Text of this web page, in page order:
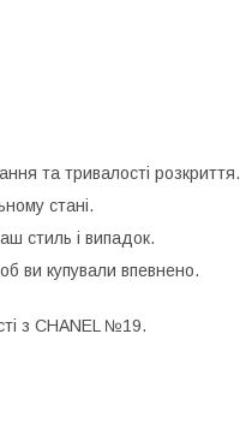
та тривалості розкриття.
стані.
стиль і випадок.
ви купували впевнено.
з CHANEL №19.